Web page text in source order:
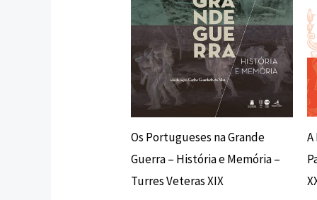
Os Portugueses na Grande
Guerra – História e Memória –
Turres Veteras XIX